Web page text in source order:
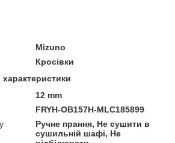
Mizuno
Кросівки
12 mm
FRYH-OB157H-MLC185899
Ручне прання, Не сушити в
сушильній шафі, Не